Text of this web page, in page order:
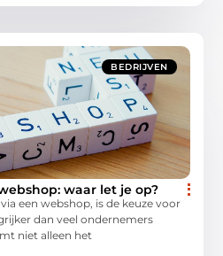
BEDRIJVEN
waar let je op?
een webshop, is de keuze voor
dan veel ondernemers
niet alleen het